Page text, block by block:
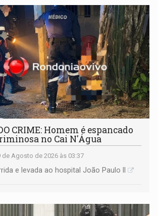
CRIME: Homem é espancado
no Cai N'Água
de Agosto de 2026 às 03:37
e levada ao hospital João Paulo II